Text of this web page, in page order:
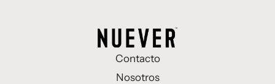
Contacto
Nosotros